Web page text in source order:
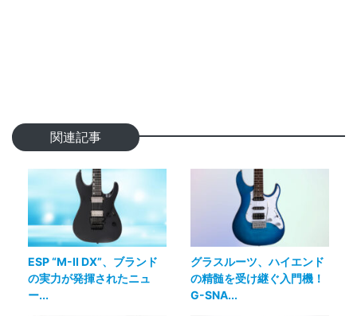
関連記事
ESP “M-II DX”、ブランド
の実力が発揮されたニュ
ー...
グラスルーツ、ハイエンド
の精髄を受け継ぐ入門機！
G-SNA...